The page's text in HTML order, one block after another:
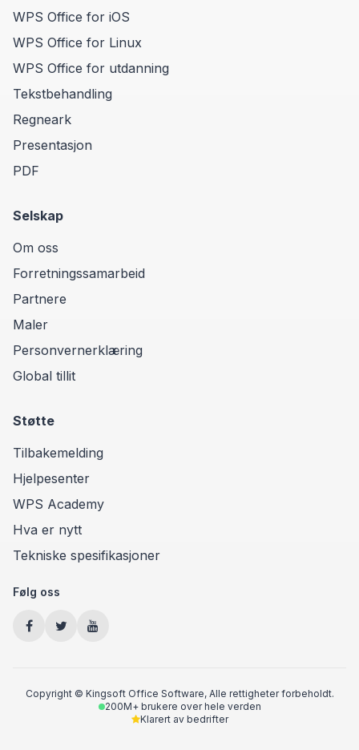
WPS Office for iOS
WPS Office for Linux
WPS Office for utdanning
Tekstbehandling
Regneark
Presentasjon
PDF
Selskap
Om oss
Forretningssamarbeid
Partnere
Maler
Personvernerklæring
Global tillit
Støtte
Tilbakemelding
Hjelpesenter
WPS Academy
Hva er nytt
Tekniske spesifikasjoner
Følg oss
Copyright © Kingsoft Office Software, Alle rettigheter forbeholdt.
200M+ brukere over hele verden
Klarert av bedrifter